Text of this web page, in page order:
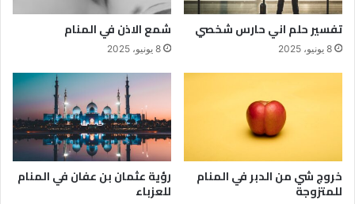
تفسير حلم اني حارس شخصي
8 يونيو، 2025
شمع الاذن في المنام
8 يونيو، 2025
خروج شي من الدبر في المنام
للمتزوجة
رؤية عثمان بن عفان في المنام
للعزباء